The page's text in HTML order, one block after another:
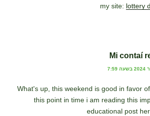
my site: lottery
Mi contaí
What's up, this weekend is good in favor
this point in time i am reading this
educational post